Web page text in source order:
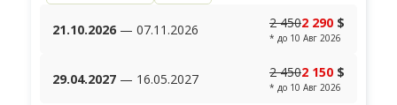
21.10.2026 — 07.11.2026 2 4502 290 $
* до 10 Авг 2026
29.04.2027 — 16.05.2027 2 4502 150 $
* до 10 Авг 2026